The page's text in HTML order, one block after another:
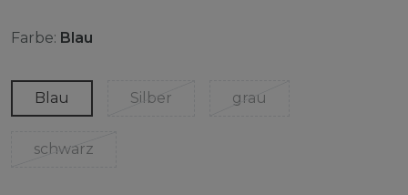
Farbe: Blau
Blau Silber grau
schwarz